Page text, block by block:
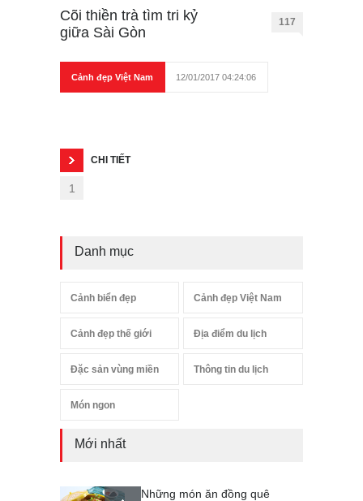
Cõi thiền trà tìm tri kỷ
giữa Sài Gòn
117
Cảnh đẹp Việt Nam 12/01/2017 04:24:06
CHI TIẾT
1
Danh mục
Cảnh biển đẹp Cảnh đẹp Việt Nam
Cảnh đẹp thế giới Địa điểm du lịch
Đặc sản vùng miền Thông tin du lịch
Món ngon
Mới nhất
Những món ăn đồng quê